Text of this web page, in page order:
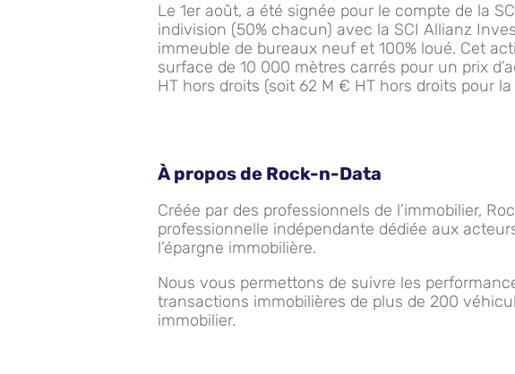
Le 1er août, a été signée pour le compte de la
indivision (50% chacun) avec la SCI Allianz
immeuble de bureaux neuf et 100% loué. Cet
surface de 10 000 mètres carrés pour un prix
HT hors droits (soit 62 M € HT hors droits pour la
À propos de Rock-n-Data
Créée par des professionnels de l’immobilier,
professionnelle indépendante dédiée aux
l’épargne immobilière.
Nous vous permettons de suivre les
transactions immobilières de plus de 200
immobilier.